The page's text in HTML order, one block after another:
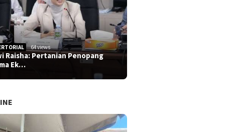
64 views
Raisha: Pertanian Penopang
Ek…